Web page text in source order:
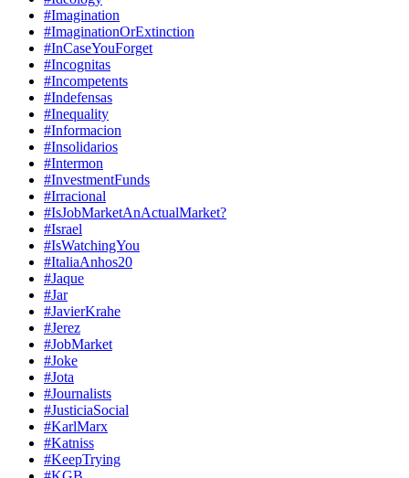
#Imagination
#ImaginationOrExtinction
#InCaseYouForget
#Incognitas
#Incompetents
#Indefensas
#Inequality
#Informacion
#Insolidarios
#Intermon
#InvestmentFunds
#Irracional
#IsJobMarketAnActualMarket?
#Israel
#IsWatchingYou
#ItaliaAnhos20
#Jaque
#Jar
#JavierKrahe
#Jerez
#JobMarket
#Joke
#Jota
#Journalists
#JusticiaSocial
#KarlMarx
#Katniss
#KeepTrying